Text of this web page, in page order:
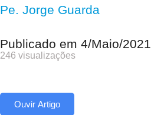
Pe. Jorge Guarda
Publicado em 4/Maio/2021
246 visualizações
Ouvir Artigo